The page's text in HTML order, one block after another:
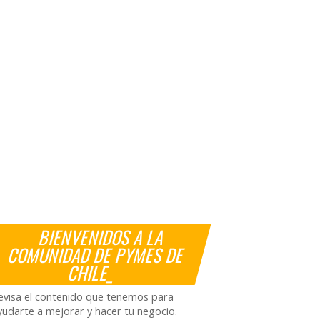
BIENVENIDOS A LA
COMUNIDAD DE PYMES DE
CHILE_
el contenido que tenemos para
a mejorar y hacer tu negocio.